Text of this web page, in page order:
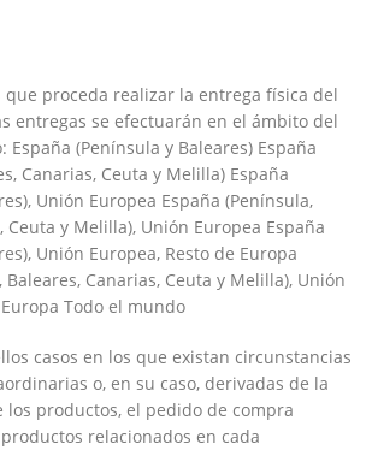
que proceda realizar la entrega física del
entregas se efectuarán en el ámbito del
(Península y Baleares) España
Canarias, Ceuta y Melilla) España
Unión Europea España (Península,
Ceuta y Melilla), Unión Europea España
Unión Europea, Resto de Europa
Baleares, Canarias, Ceuta y Melilla), Unión
Todo el mundo
casos en los que existan circunstancias
o, en su caso, derivadas de la
los productos, el pedido de compra
relacionados en cada